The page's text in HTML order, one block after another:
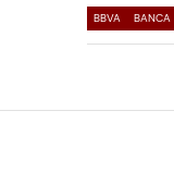
BBVA BANCA